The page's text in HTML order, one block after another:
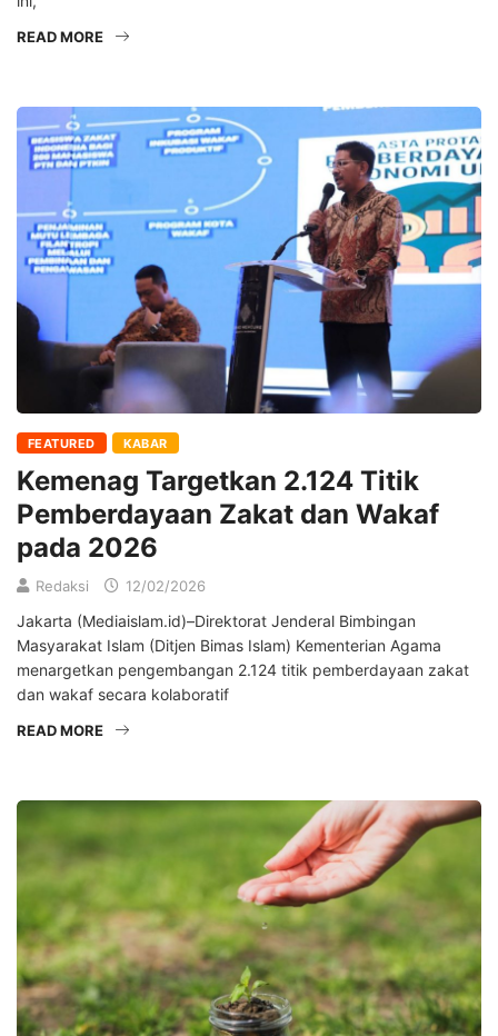
READ MORE
FEATURED KABAR
Kemenag Targetkan 2.124 Titik
Pemberdayaan Zakat dan Wakaf
pada 2026
Redaksi 12/02/2026
Jakarta (Mediaislam.id)–Direktorat Jenderal Bimbingan
Masyarakat Islam (Ditjen Bimas Islam) Kementerian Agama
menargetkan pengembangan 2.124 titik pemberdayaan zakat
dan wakaf secara kolaboratif
READ MORE